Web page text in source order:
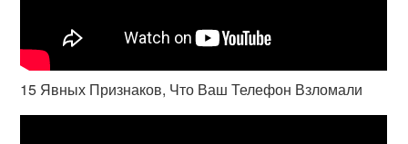
15 Явных Признаков, Что Ваш Телефон Взломали